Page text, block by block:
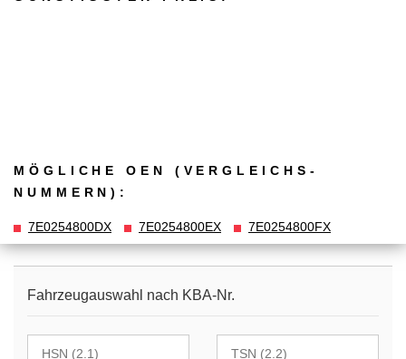
MÖGLICHE OEN (VERGLEICHS­
NUMMERN):
7E0254800DX 7E0254800EX 7E0254800FX
Fahrzeugauswahl nach KBA-Nr.